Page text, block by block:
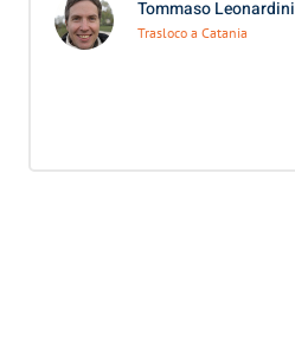
Tommaso Leonardini
Trasloco a Catania